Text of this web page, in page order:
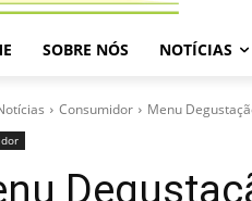
SOBRE NÓS NOTÍCIAS
Consumidor Menu